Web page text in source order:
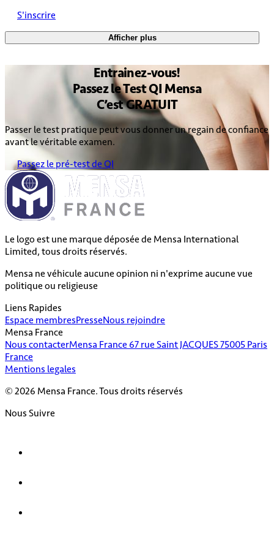
S'inscrire
Afficher plus
Entrainez-vous!
Passez leTest QI Mensa
C’estGRATUIT
Passer le test pratique peut vous donner un regain de confiance
avant le véritable examen.
Passez le pré-test de QI
Le logo est une marque déposée de Mensa International
Limited, tous droits réservés.
Mensa ne véhicule aucune opinion ni n'exprime aucune vue
politique ou religieuse
Liens Rapides
Espace membresPresseNous rejoindre
Mensa France
Nous contacterMensa France 67 rue Saint JACQUES 75005 Paris
France
Mentions legales
© 2026 Mensa France. Tous droits réservés
Nous Suivre